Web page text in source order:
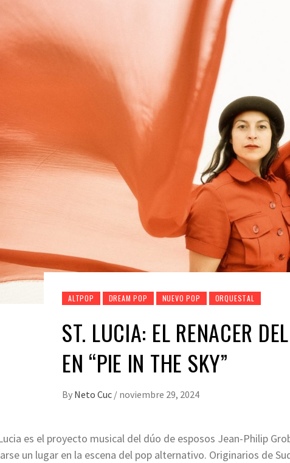
ALTPOP DREAM POP NUEVO POP ORQUESTAL
ST. LUCIA: EL RENACER
EN “PIE IN THE SKY”
By Neto Cuc / noviembre 29, 2024
es el proyecto musical del dúo de esposos Jean-Philip
un lugar en la escena del pop alternativo. Originarios de